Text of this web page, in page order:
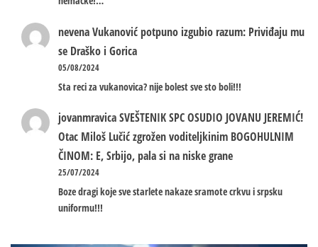
nevenaVukanović potpuno izgubio razum: Priviđaju mu
se Draško i Gorica
05/08/2024
Sta reci za vukanovica? nije bolest sve sto boli!!!
jovanmravicaSVEŠTENIK SPC OSUDIO JOVANU JEREMIĆ!
Otac Miloš Lučić zgrožen voditeljkinim BOGOHULNIM
ČINOM: E, Srbijo, pala si na niske grane
25/07/2024
Boze dragi koje sve starlete nakaze sramote crkvu i srpsku
uniformu!!!